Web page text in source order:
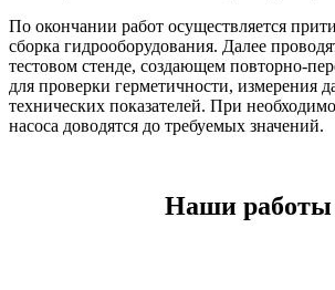
По окончании работ осуществляется
сборка гидрооборудования. Далее
тестовом стенде, создающем повторно-
для проверки герметичности, измерения
технических показателей. При
насоса доводятся до требуемых значений.
Наши работы